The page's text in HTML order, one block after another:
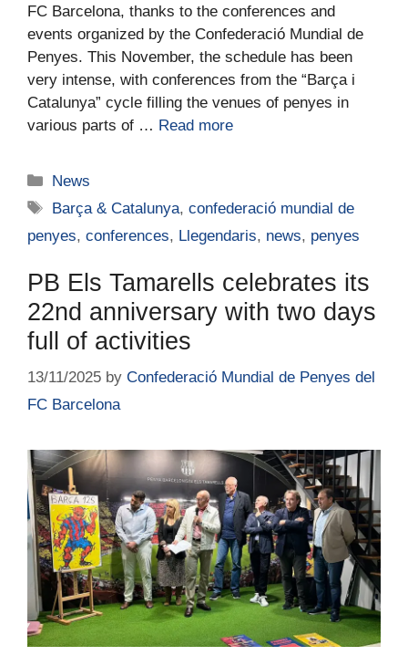
FC Barcelona, thanks to the conferences and
events organized by the Confederació Mundial de
Penyes. This November, the schedule has been
very intense, with conferences from the “Barça i
Catalunya” cycle filling the venues of penyes in
various parts of … Read more
News
Barça & Catalunya,confederació mundial de
penyes, conferences, Llegendaris, news, penyes
PB Els Tamarells celebrates its
22nd anniversary with two days
full of activities
13/11/2025 by Confederació Mundial de Penyes del
FC Barcelona